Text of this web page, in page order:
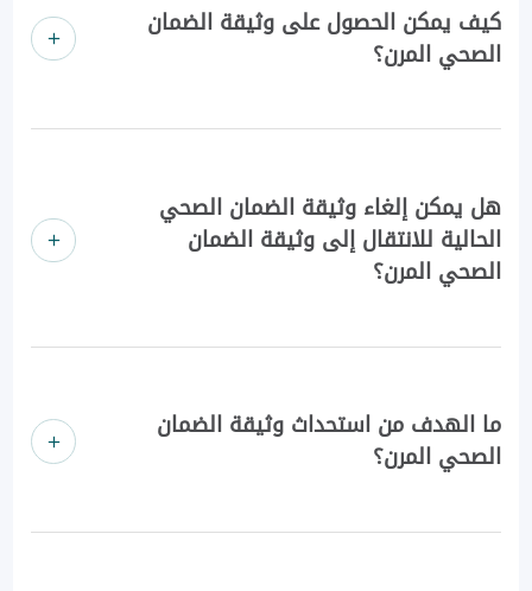
كيف يمكن الحصول على وثيقة الضمان
الصحي المرن؟
هل يمكن إلغاء وثيقة الضمان الصحي
الحالية للانتقال إلى وثيقة الضمان
الصحي المرن؟
ما الهدف من استحداث وثيقة الضمان
الصحي المرن؟